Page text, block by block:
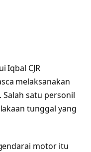
Iqbal CJR
melaksanakan
Salah satu personil
tunggal yang
motor itu